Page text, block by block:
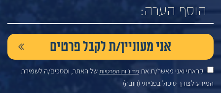
קראתי ואני מאשר/ת אתמדיניות הפרטיותשל האתר, ומסכים/ה לשמירת
המידע לצורך טיפול בפנייתי (חובה)